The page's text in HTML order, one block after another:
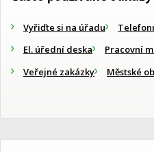
Vyřiďte si na úřadu
El. úřední deska
Pracovní
Veřejné zakázky
Městské